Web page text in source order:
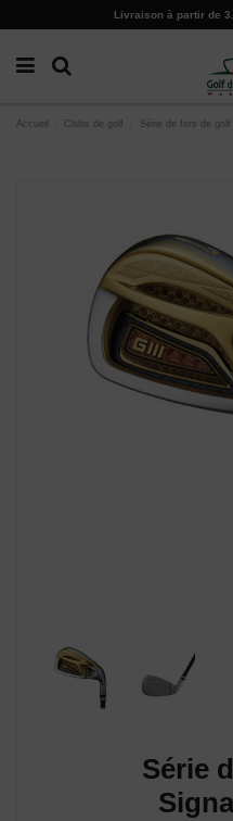
Livraison à partir de
Accueil Clubs de golf Série de fers de golf
Série
Paramètres des cookies